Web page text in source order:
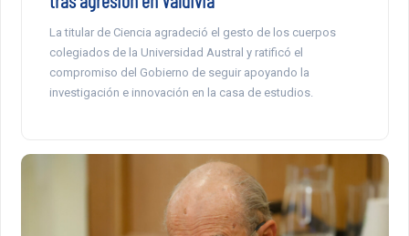
La titular de Ciencia agradeció el gesto de los cuerpos
colegiados de la Universidad Austral y ratificó el
compromiso del Gobierno de seguir apoyando la
investigación e innovación en la casa de estudios.